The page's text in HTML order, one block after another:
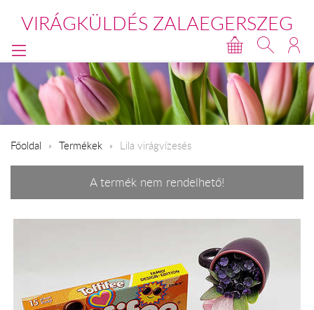
VIRÁGKÜLDÉS ZALAEGERSZEG
Főoldal Termékek Lila virágvízesés
A termék nem rendelhető!